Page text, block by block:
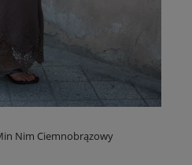
Nim Ciemnobrązowy